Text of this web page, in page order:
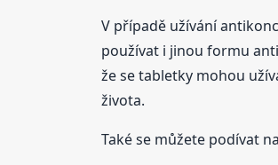
V případě užívání
používat i jinou formu
že se tabletky mohou
života.
Také se můžete podívat